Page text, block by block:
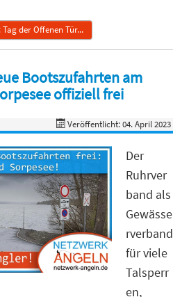
der Offenen Tür...
Bootszufahrten am
offiziell frei
Veröffentlicht: 04. April 2023
Der
Ruhrver
band als
Gewässe
rverband
für viele
Talsperr
en,